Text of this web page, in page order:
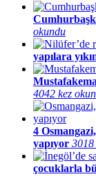
okundu
yapılara
4042 kez
4
yapıyor 3018
çocuklarla